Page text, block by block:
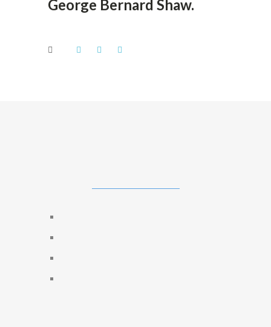
George Bernard Shaw.